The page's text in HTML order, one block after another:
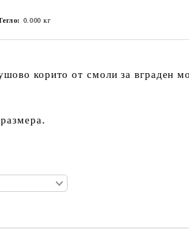
0.000 кг
корито от смоли за вграден